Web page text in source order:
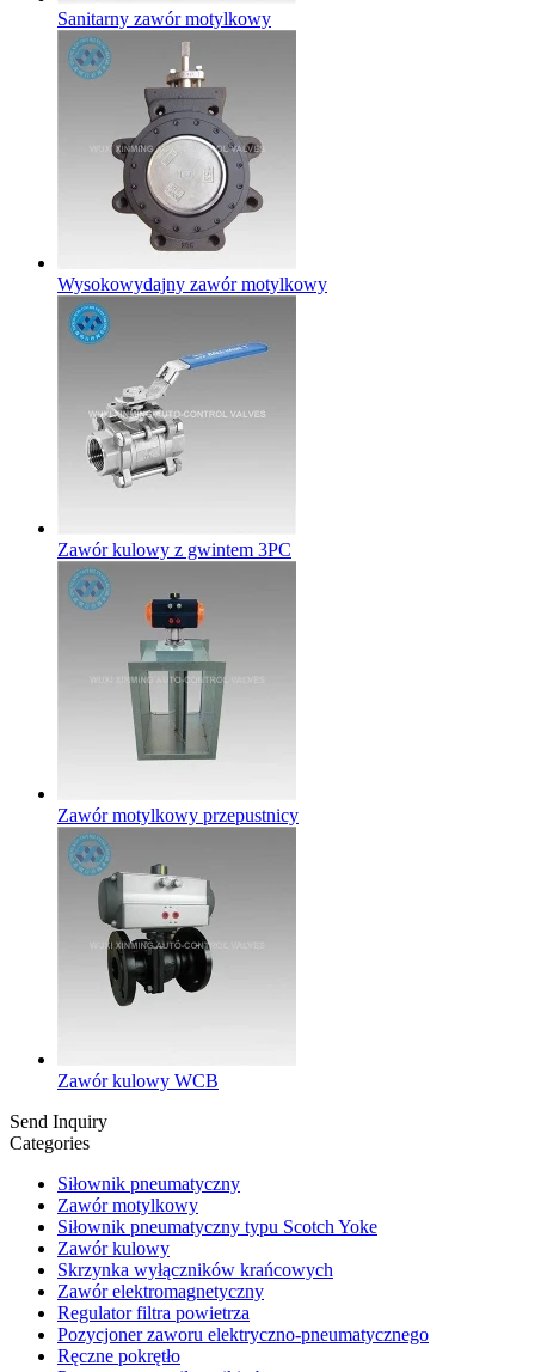
Sanitarny zawór motylkowy
Wysokowydajny zawór motylkowy
Zawór kulowy z gwintem 3PC
Zawór motylkowy przepustnicy
Zawór kulowy WCB
Send Inquiry
Categories
Siłownik pneumatyczny
Zawór motylkowy
Siłownik pneumatyczny typu Scotch Yoke
Zawór kulowy
Skrzynka wyłączników krańcowych
Zawór elektromagnetyczny
Regulator filtra powietrza
Pozycjoner zaworu elektryczno-pneumatycznego
Ręczne pokrętło